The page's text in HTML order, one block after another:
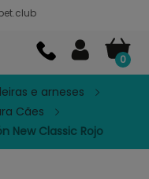
0
e arneses
Cães
New Classic Rojo